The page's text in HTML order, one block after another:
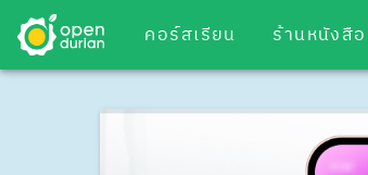
คอร์สเรียน ร้านหนังสือ